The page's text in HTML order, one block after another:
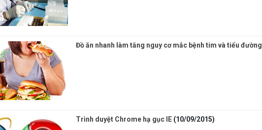
Đồ ăn nhanh làm tăng nguy cơ mắc bệnh tim và tiểu đường
Trình duyệt Chrome hạ gục IE (10/09/2015)